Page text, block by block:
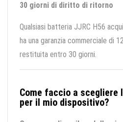
30 giorni di diritto di ritorno
Qualsiasi batteria JJRC H56
ha una garanzia commerciale di
restituita entro 30 giorni.
Come faccio a scegliere
per il mio dispositivo?